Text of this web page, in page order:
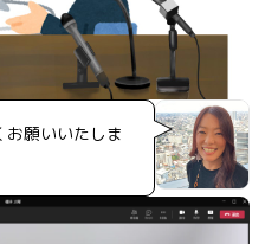
願いいたしま